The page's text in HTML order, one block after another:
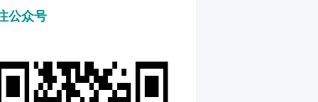
公众号